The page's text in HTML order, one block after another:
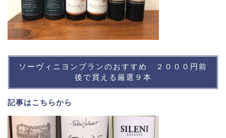
ソーヴィニヨンブランのおすすめ ２０００円前
後で買える厳選９本
記事はこちらから